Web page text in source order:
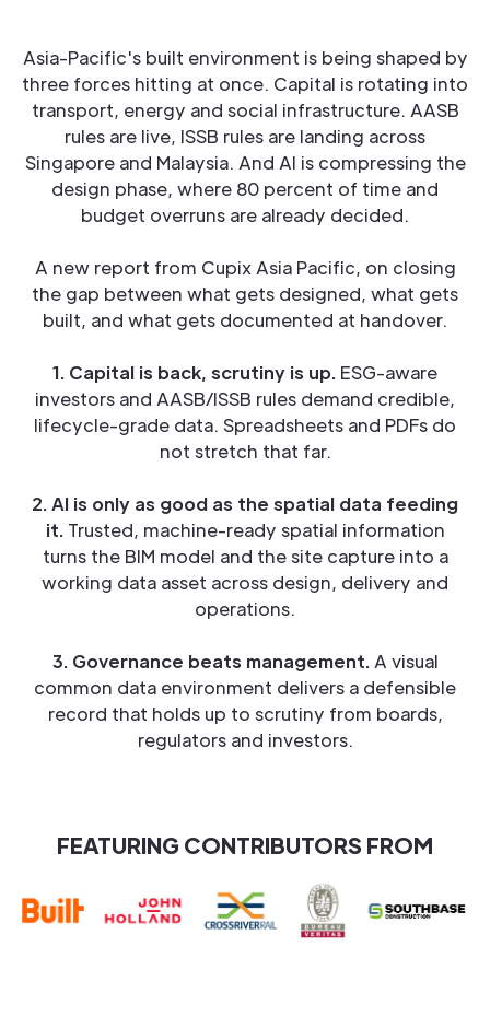
Asia-Pacific's built environment is being shaped by
three forces hitting at once. Capital is rotating into
transport, energy and social infrastructure. AASB
rules are live, ISSB rules are landing across
Singapore and Malaysia. And AI is compressing the
design phase, where 80 percent of time and
budget overruns are already decided.
A new report from Cupix Asia Pacific, on closing
the gap between what gets designed, what gets
built, and what gets documented at handover.
1. Capital is back, scrutiny is up. ESG-aware
investors and AASB/ISSB rules demand credible,
lifecycle-grade data. Spreadsheets and PDFs do
not stretch that far.
2. AI is only as good as the spatial data feeding
it. Trusted, machine-ready spatial information
turns the BIM model and the site capture into a
working data asset across design, delivery and
operations.
3. Governance beats management. A visual
common data environment delivers a defensible
record that holds up to scrutiny from boards,
regulators and investors.
FEATURING CONTRIBUTORS FROM